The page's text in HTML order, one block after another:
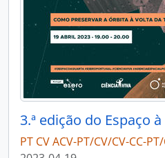
PT CV ACV-PT/CV/CV-CC-